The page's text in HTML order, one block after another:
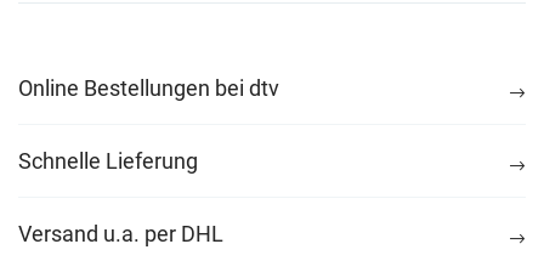
Online Bestellungen bei dtv
Schnelle Lieferung
Versand u.a. per DHL